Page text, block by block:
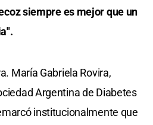
siempre es mejor que un
María Gabriela Rovira,
Argentina de Diabetes
institucionalmente que